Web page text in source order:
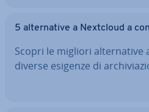
5 al­ter­na­ti­ve a Nextcloud a
Scopri le migliori al­ter­na­ti­ve
diverse esigenze di